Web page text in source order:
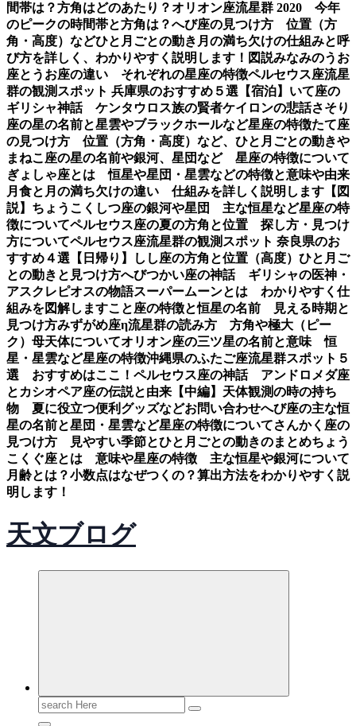
間帯は？方角はどのあたり？オリオン座流星群 2020 今年
のピークの時間帯と方角は？へび座の見つけ方 位置（方
角・高度）などひと月ごとの動き 月の満ち欠けの仕組みと呼
び方を詳しく、わかりやすく説明します！図説みなみのうお
座とうお座の違い それぞれの星座の特徴ペルセウス座流星
群の観測スポット 兵庫県のおすすめ５選【宿泊】 いて座の
ギリシャ神話 ケンタウロス族の賢者ケイロンの悲話さそり
座の星の名前と星雲やブラックホールなど星座の特徴たて座
の見つけ方 位置（方角・高度）など、ひと月ごとの動きや
まねこ座の星の名前や銀河、星団など 星座の特徴について
ぎょしゃ座とは 恒星や星団・星雲などの特徴と意味や由来
月食と月の満ち欠けの違い 仕組みを詳しく説明します【図
説】 ちょうこくしつ座の銀河や星団 主な恒星など星座の特
徴についてペルセウス座の夏の方角と位置 探し方・見つけ
方についてペルセウス座流星群の観測スポット 奈良県のお
すすめ４選【日帰り】
しし座の方角と位置（高度）ひと月ご
との動きと見つけ方へびつかい座の神話 ギリシャの医神・
アスクレピオスの物語スーパームーンとは わかりやすく仕
組みを図解しますこと座の特徴と恒星の名前 見える時期と
見つけ方みずがめ座η流星群の読み方 方角や極大（ピー
ク）母天体についてオリオン座の三ツ星の名前と意味 恒
星・星雲など星座の特徴沖縄県のふたご座流星群スポット５
選 おすすめはここ！ ペルセウス座の神話 アンドロメダ座
とカシオペア座の伝説と由来【中編】 天体観測の時の持ち
物 夏に役立つ便利グッズなどお問い合わせへび座の主な恒
星の名前と星団・星雲など星座の特徴についてさんかく座の
見つけ方 見やすい季節とひと月ごとの動きのまとめちょう
こくぐ座とは 意味や星座の特徴 主な恒星や銀河について
月齢とは？小数点はなぜつくの？算出方法をわかりやすく説
明します！
天文ブログ
Search
for: